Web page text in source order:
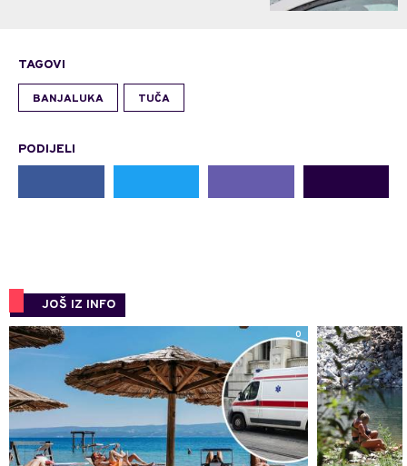
TAGOVI
BANJALUKA TUČA
PODIJELI
JOŠ IZ INFO
0